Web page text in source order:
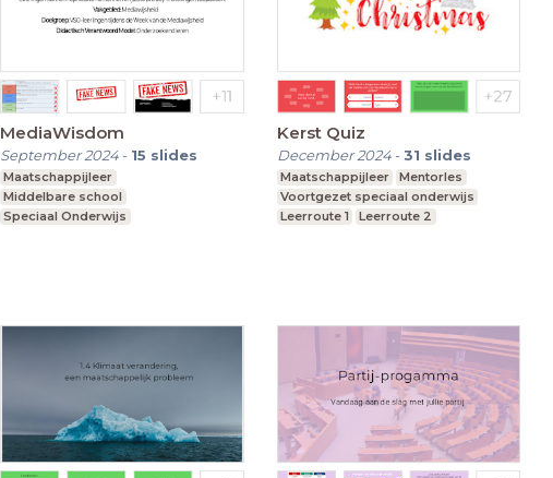
MediaWisdom
September 2024- 15 slides
Maatschappijleer
Middelbare school
Speciaal Onderwijs
Kerst Quiz
December 2024-31 slides
Maatschappijleer
Mentorles
Voortgezet speciaal onderwijs
Leerroute 1
Leerroute 2